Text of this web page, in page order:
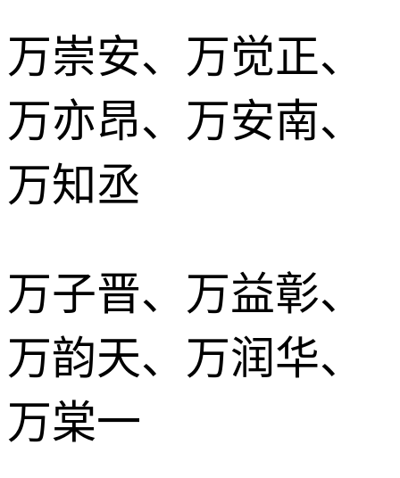
万崇安、万觉正、
万亦昂、万安南、
万知丞
万子晋、万益彰、
万韵天、万润华、
万棠一